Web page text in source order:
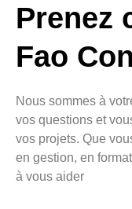
Prenez
Fao
Nous sommes à
vos questions et
vos projets. Que
en gestion, en
à vous aider